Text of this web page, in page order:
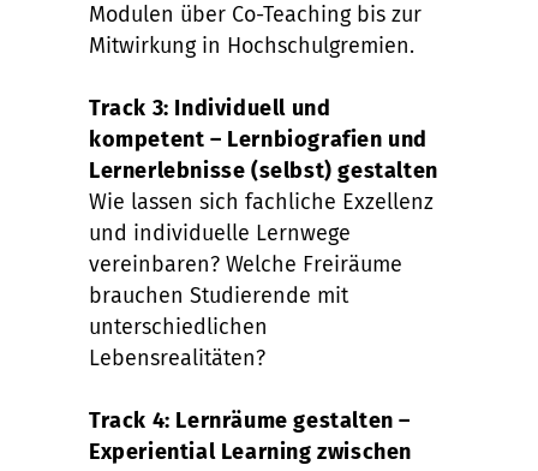
Modulen über Co-Teaching bis zur
Mitwirkung in Hochschulgremien.
Track 3: Individuell und
kompetent – Lernbiografien und
Lernerlebnisse (selbst) gestalten
Wie lassen sich fachliche Exzellenz
und individuelle Lernwege
vereinbaren? Welche Freiräume
brauchen Studierende mit
unterschiedlichen
Lebensrealitäten?
Track 4: Lernräume gestalten –
Experiential Learning zwischen